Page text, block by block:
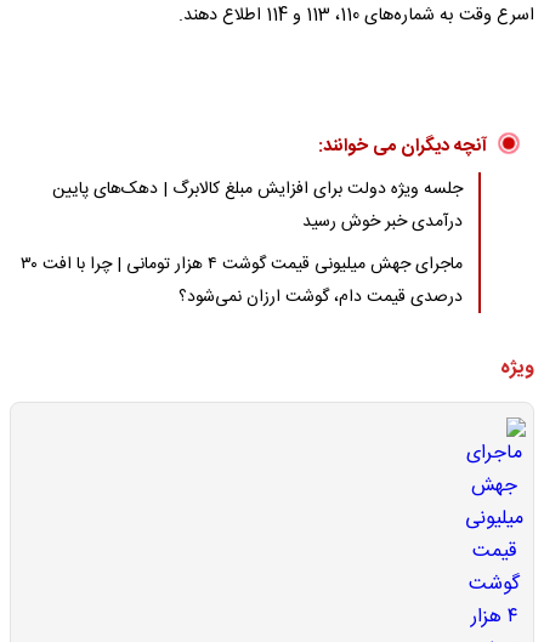
اسرع وقت به شماره‌های 110، 113 و 114 اطلاع دهند.
آنچه دیگران می خوانند:
جلسه ویژه دولت برای افزایش مبلغ کالابرگ | دهک‌های پایین
درآمدی خبر خوش رسید
ماجرای جهش میلیونی قیمت گوشت ۴ هزار تومانی | چرا با افت ۳۰
درصدی قیمت دام، گوشت ارزان نمی‌شود؟
ویژه